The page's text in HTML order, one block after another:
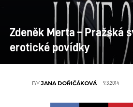
Zdeněk Merta – Pražská
erotické povídky
BY JANA DOŘIČÁKOVÁ 9.3.2014